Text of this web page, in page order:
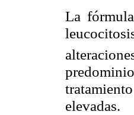
La
elevadas.